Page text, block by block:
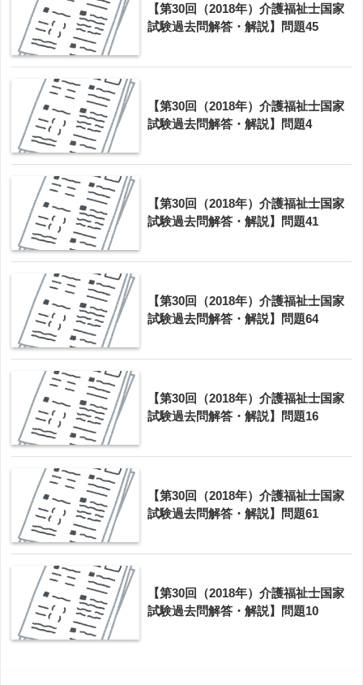
【第30回（2018年）介護福祉士国家
試験過去問解答・解説】問題45
【第30回（2018年）介護福祉士国家
試験過去問解答・解説】問題4
【第30回（2018年）介護福祉士国家
試験過去問解答・解説】問題41
【第30回（2018年）介護福祉士国家
試験過去問解答・解説】問題64
【第30回（2018年）介護福祉士国家
試験過去問解答・解説】問題16
【第30回（2018年）介護福祉士国家
試験過去問解答・解説】問題61
【第30回（2018年）介護福祉士国家
試験過去問解答・解説】問題10